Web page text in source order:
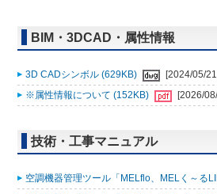
BIM・3DCAD・属性情報
3D CADシンボル (629KB)
[2024/05/
※属性情報について (152KB)
[2026/
技術・工事マニュアル
空調機器管理ツール「MELflo、MELく～る